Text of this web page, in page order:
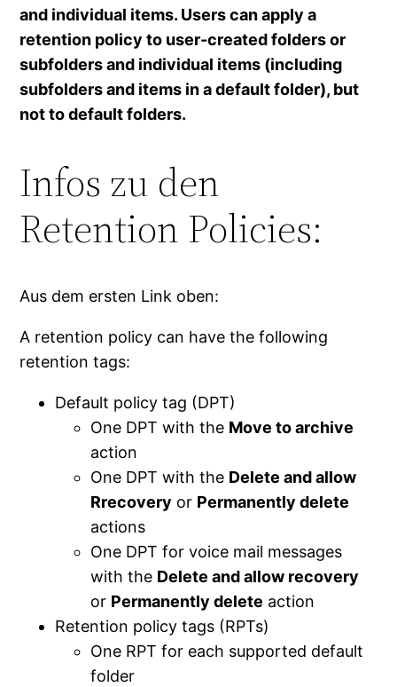
and individual items. Users can apply a
retention policy to user-created folders or
subfolders and individual items (including
subfolders and items in a default folder), but
not to default folders.
Infos zu den
Retention Policies:
Aus dem ersten Link oben:
A retention policy can have the following
retention tags:
Default policy tag (DPT)
One DPT with the Move to archive
action
One DPT with the Delete and allow
Rrecovery or Permanently delete
actions
One DPT for voice mail messages
with the Delete and allow recovery
or Permanently delete action
Retention policy tags (RPTs)
One RPT for each supported default
folder